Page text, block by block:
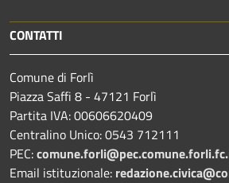
CONTATTI
Comune di Forlì
Piazza Saffi 8 - 47121 Forlì
Partita IVA: 00606620409
Centralino Unico: 0543 712111
PEC:
Email istituzionale: